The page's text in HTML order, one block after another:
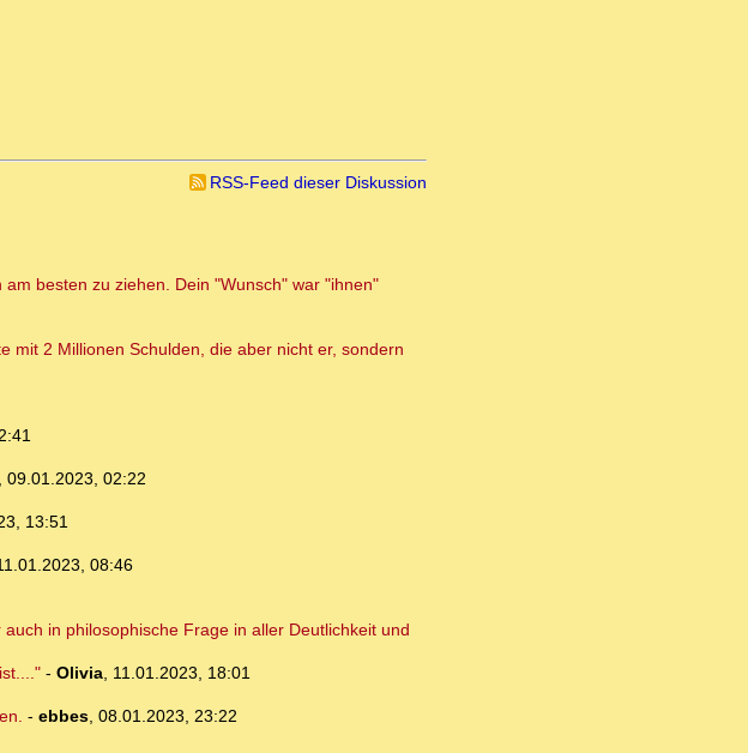
RSS-Feed dieser Diskussion
besten zu ziehen. Dein "Wunsch" war "ihnen"
mit 2 Millionen Schulden, die aber nicht er, sondern
09.01.2023, 02:22
13:51
08:46
in philosophische Frage in aller Deutlichkeit und
- Olivia, 11.01.2023, 18:01
- ebbes, 08.01.2023, 23:22